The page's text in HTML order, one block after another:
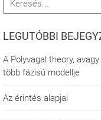
LEGUTÓBBI
A Polyvagal theory,
több fázisú modellje
Az érintés alapjai